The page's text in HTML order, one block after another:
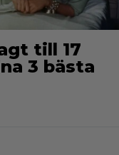
till 17
3 bästa